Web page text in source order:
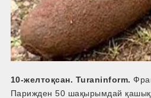
10-желтоқсан. Turaninform.
Парижден 50 шақырымдай